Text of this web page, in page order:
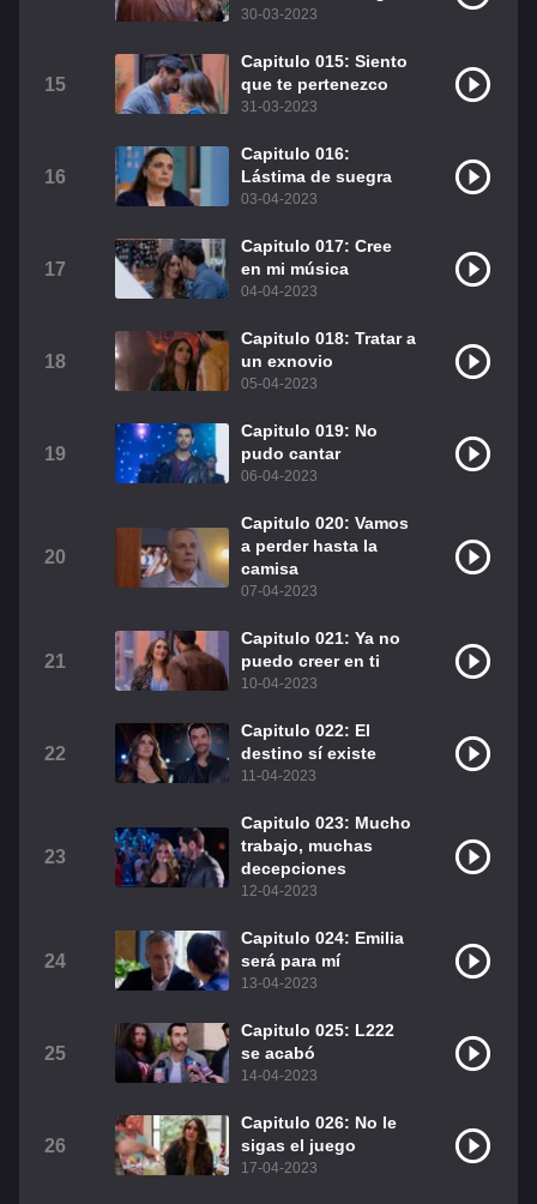
30-03-2023
15
Capitulo 015: Siento
que te pertenezco
31-03-2023
16
Capitulo 016:
Lástima de suegra
03-04-2023
17
Capitulo 017: Cree
en mi música
04-04-2023
18
Capitulo 018: Tratar a
un exnovio
05-04-2023
19
Capitulo 019: No
pudo cantar
06-04-2023
20
Capitulo 020: Vamos
a perder hasta la
camisa
07-04-2023
21
Capitulo 021: Ya no
puedo creer en ti
10-04-2023
22
Capitulo 022: El
destino sí existe
11-04-2023
23
Capitulo 023: Mucho
trabajo, muchas
decepciones
12-04-2023
24
Capitulo 024: Emilia
será para mí
13-04-2023
25
Capitulo 025: L222
se acabó
14-04-2023
26
Capitulo 026: No le
sigas el juego
17-04-2023